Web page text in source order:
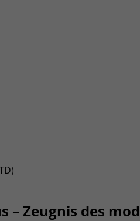
– Zeugnis des